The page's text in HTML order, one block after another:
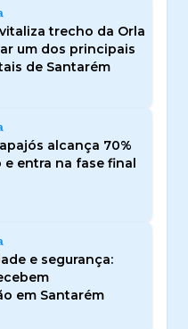
trecho da Orla
um dos principais
de Santarém
alcança 70%
e entra na fase final
e segurança:
em Santarém